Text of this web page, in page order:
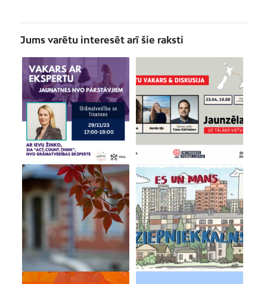
Jums varētu interesēt arī šie raksti